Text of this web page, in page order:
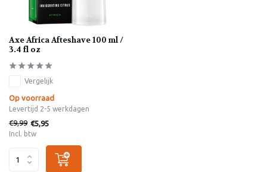
Axe Africa Afteshave 100 ml /
3.4 fl oz
Vergelijk
Op voorraad
Levertijd 2-5 werkdagen
€9,99 €5,95
Incl. btw